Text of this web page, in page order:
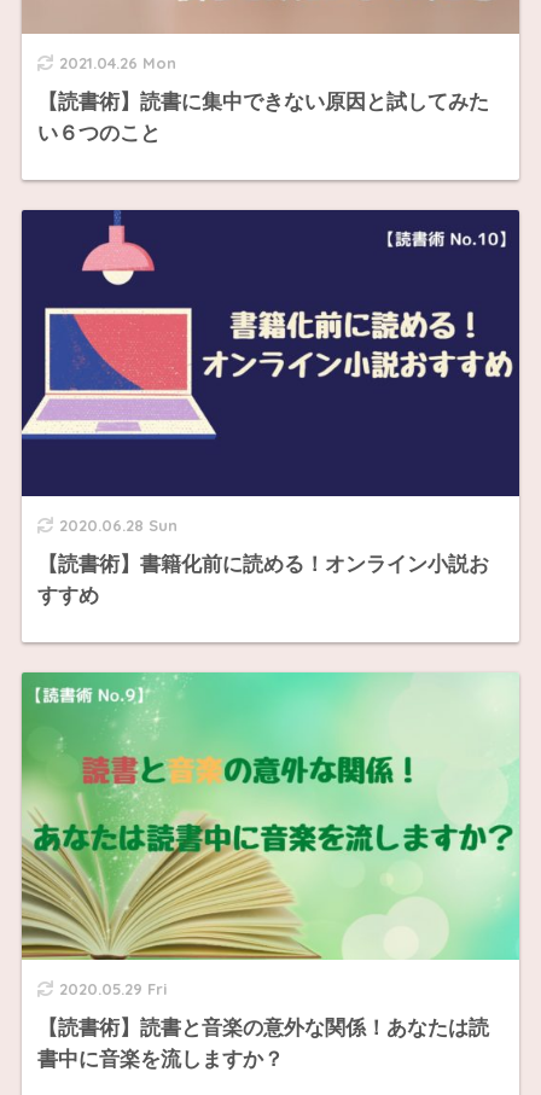
2021.04.26 Mon
【読書術】読書に集中できない原因と試してみた
い６つのこと
2020.06.28 Sun
【読書術】書籍化前に読める！オンライン小説お
すすめ
2020.05.29 Fri
【読書術】読書と音楽の意外な関係！あなたは読
書中に音楽を流しますか？